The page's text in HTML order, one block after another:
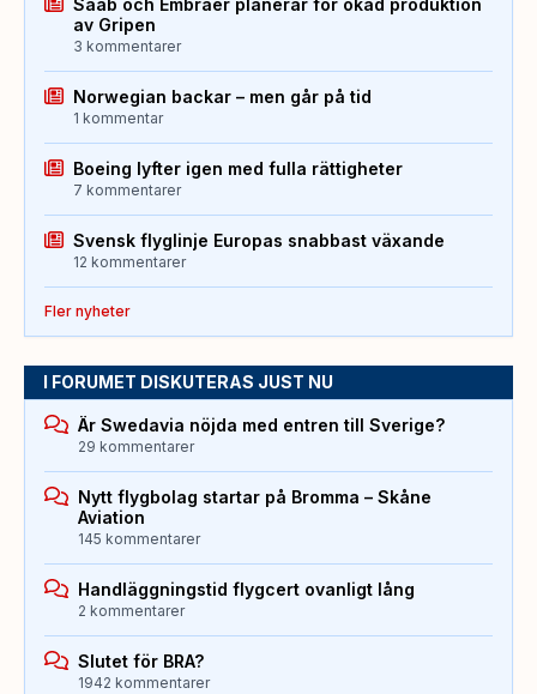
Saab och Embraer planerar för ökad produktion
av Gripen
3 kommentarer
Norwegian backar – men går på tid
1 kommentar
Boeing lyfter igen med fulla rättigheter
7 kommentarer
Svensk flyglinje Europas snabbast växande
12 kommentarer
Fler nyheter
I FORUMET DISKUTERAS JUST NU
Är Swedavia nöjda med entren till Sverige?
29 kommentarer
Nytt flygbolag startar på Bromma – Skåne
Aviation
145 kommentarer
Handläggningstid flygcert ovanligt lång
2 kommentarer
Slutet för BRA?
1942 kommentarer